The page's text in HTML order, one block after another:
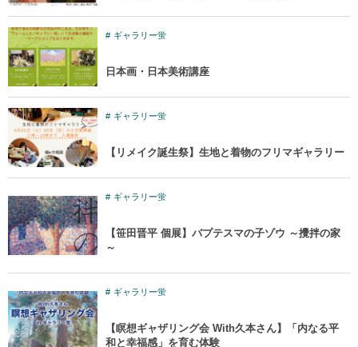
ギャラリー蛍
日本画・日本美術講座
ギャラリー蛍
【リメイク誕生祭】生地と着物のフリマギャラリー
ギャラリー蛍
【笹田晋平 個展】バプテスマの子ゾウ ～攪拌の家
～
ギャラリー蛍
【瞑想ギャザリング会 With久本さん】「内なる平
和と幸福感」を育む体験